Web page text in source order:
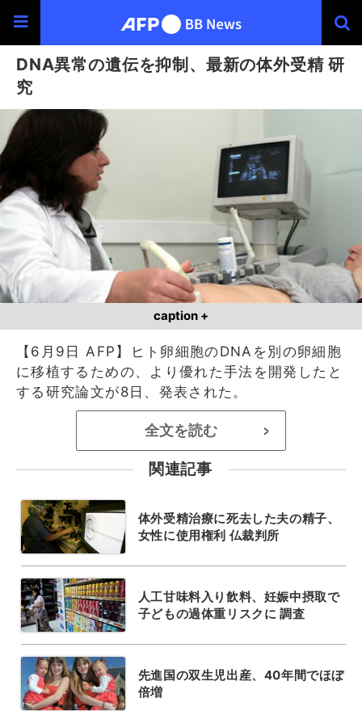
DNA異常の遺伝を抑制、最新の体外受精 研
究
caption +
【6月9日 AFP】ヒト卵細胞のDNAを別の卵細胞
に移植するための、より優れた手法を開発したと
する研究論文が8日、発表された。
全文を読む >
関連記事
体外受精治療に死去した夫の精子、
女性に使用権利 仏裁判所
人工甘味料入り飲料、妊娠中摂取で
子どもの過体重リスクに 調査
先進国の双生児出産、40年間でほぼ
倍増